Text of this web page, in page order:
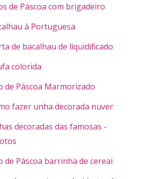
de Páscoa com brigadeiro
à Portuguesa
de bacalhau de liquidificador
colorida
de Páscoa Marmorizado
fazer unha decorada nuvem
decoradas das famosas -
de Páscoa barrinha de cereais